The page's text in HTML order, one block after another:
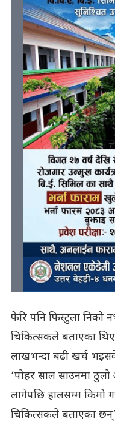
फेरि पनि फिस्टुला निको
चिकित्सकले बताएका
लाखभन्दा बढी खर्च
‘पोहर साल साउनमा ठुलो
लागेपछि हालसम्म किमो
चिकित्सकले बताएका